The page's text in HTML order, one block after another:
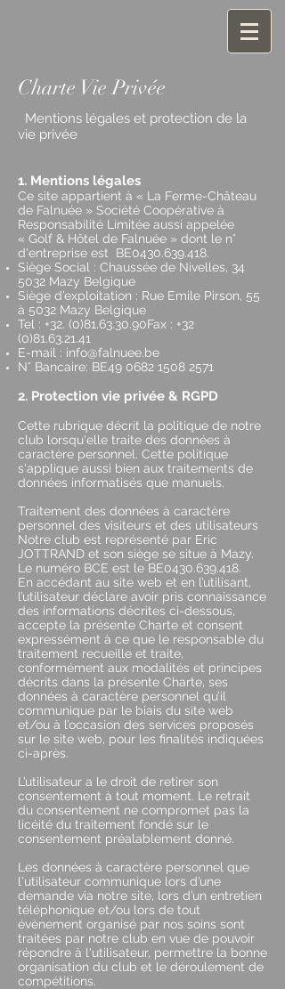
Charte Vie Privée
Mentions légales et protection de la
vie privée
1. Mentions légales
Ce site appartient à « La Ferme-Château
de Falnuée » Société Coopérative à
Responsabilité Limitée aussi appelée
« Golf & Hôtel de Falnuée » dont le n°
d'entreprise est BE0430.639.418.
Siège Social : Chaussée de Nivelles, 34
5032 Mazy Belgique
Siège d’exploitation : Rue Emile Pirson, 55
à 5032 Mazy Belgique
Tel : +32. (0)81.63.30.90Fax : +32
(0)81.63.21.41
E-mail : info@falnuee.be
N° Bancaire: BE49 0682 1508 2571
2. Protection vie privée & RGPD
Cette rubrique décrit la politique de notre
club lorsqu'elle traite des données à
caractère personnel. Cette politique
s'applique aussi bien aux traitements de
données informatisés que manuels.
Traitement des données à caractère
personnel des visiteurs et des utilisateurs
Notre club est représenté par Eric
JOTTRAND et son siège se situe à Mazy.
Le numéro BCE est le BE0430.639.418.
En accédant au site web et en l’utilisant,
l’utilisateur déclare avoir pris connaissance
des informations décrites ci-dessous,
accepte la présente Charte et consent
expressément à ce que le responsable du
traitement recueille et traite,
conformément aux modalités et principes
décrits dans la présente Charte, ses
données à caractère personnel qu’il
communique par le biais du site web
et/ou à l’occasion des services proposés
sur le site web, pour les finalités indiquées
ci-après.
L’utilisateur a le droit de retirer son
consentement à tout moment. Le retrait
du consentement ne compromet pas la
licéité du traitement fondé sur le
consentement préalablement donné.
Les données à caractère personnel que
l'utilisateur communique lors d’une
demande via notre site, lors d’un entretien
téléphonique et/ou lors de tout
évènement organisé par nos soins sont
traitées par notre club en vue de pouvoir
répondre à l'utilisateur, permettre la bonne
organisation du club et le déroulement de
compétitions.